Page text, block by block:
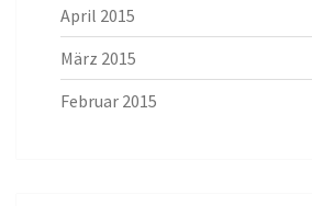
April 2015
März 2015
Februar 2015